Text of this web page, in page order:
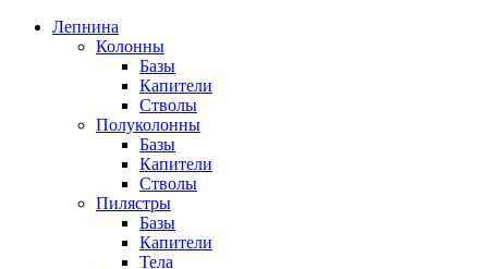
Лепнина
Колонны
Базы
Капители
Стволы
Полуколонны
Базы
Капители
Стволы
Пилястры
Базы
Капители
Тела